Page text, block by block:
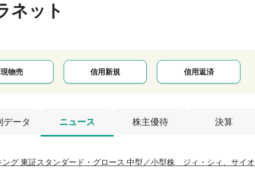
ネット
現物売 信用新規 信用返済
データ ニュース 株主優待 決算
グ 東証スタンダード・グロース 中型／小型株 ジィ・シィ、サイオ